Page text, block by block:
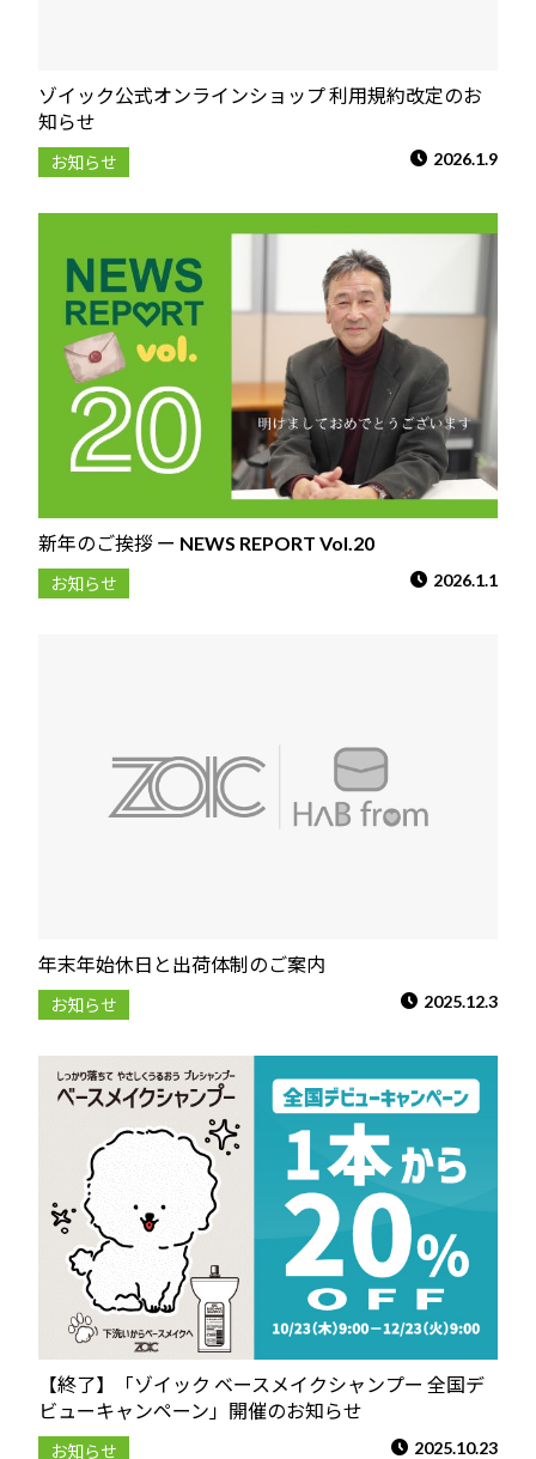
ゾイック公式オンラインショップ 利用規約改定のお
知らせ
お知らせ 2026.1.9
新年のご挨拶 ー NEWS REPORT Vol.20
お知らせ 2026.1.1
年末年始休日と出荷体制のご案内
お知らせ 2025.12.3
【終了】「ゾイック ベースメイクシャンプー 全国デ
ビューキャンペーン」開催のお知らせ
お知らせ 2025.10.23